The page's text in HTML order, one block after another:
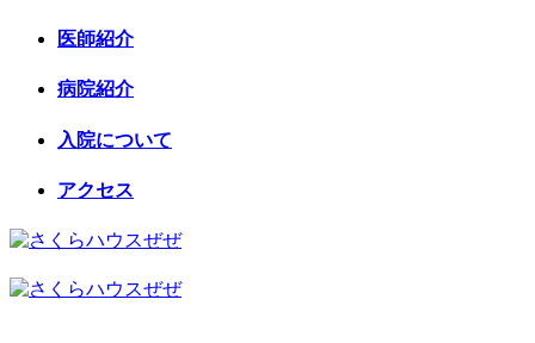
医師紹介
病院紹介
入院について
アクセス